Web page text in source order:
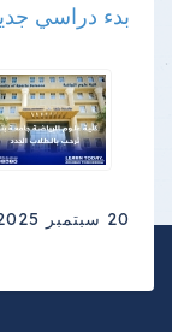
بدء دراسي جديد
20 سبتمبر 2025